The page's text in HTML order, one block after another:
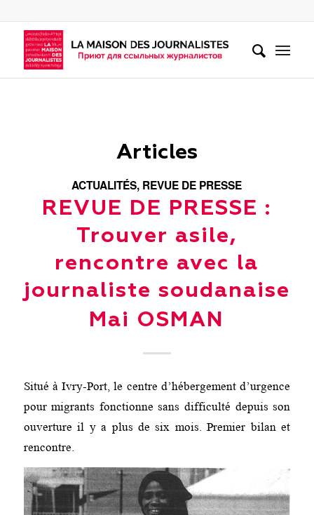
Articles
ACTUALITÉS, REVUE DE PRESSE
REVUE DE PRESSE :
Trouver asile,
rencontre avec la
journaliste soudanaise
Mai OSMAN
Situé à Ivry-Port, le centre d’hébergement d’urgence
pour migrants fonctionne sans difficulté depuis son
ouverture il y a plus de six mois. Premier bilan et
rencontre.